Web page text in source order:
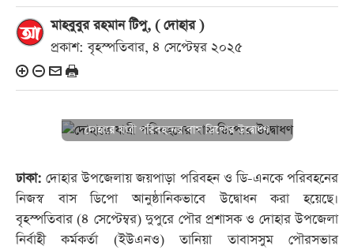
মাহবুবুর রহমান টিপু, ( দোহার )
প্রকাশ: বৃহস্পতিবার, ৪ সেপ্টেম্বর ২০২৫
দোহারে যাত্রী পরিবহনের বাস ডিপোর উদ্বোধণ
ঢাকা: দোহার উপজেলায় জয়পাড়া পরিবহন ও ডি-এনকে পরিবহনের
নিজস্ব বাস ডিপো আনুষ্ঠানিকভাবে উদ্বোধন করা হয়েছে।
বৃহস্পতিবার (৪ সেপ্টেম্বর) দুপুরে পৌর প্রশাসক ও দোহার উপজেলা
নির্বাহী কর্মকর্তা (ইউএনও) তানিয়া তাবাসসুম পৌরসভার